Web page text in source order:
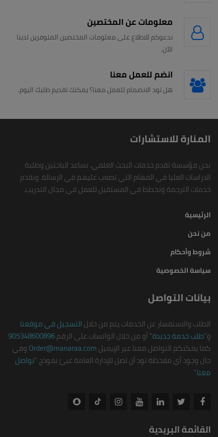
معلومات عن المختصين
ندعوكم للاطلاع على معلومات المختصين المتوفرين لدينا
الآن.
انضم للعمل معنا
هل تود الانضمام للعمل معنا؟ يمكنك تقديم طلبك اليوم.
المنارة للاستشارات
نحن مؤسسة تقدم خدمات البحث العلمي. نساعد الباحثين وطلبة
الدراسات العليا في المهام التي تصعب عليهم في الرسالة. ونقدم
خدمات الترجمة ونخطط في المستقبل للعمل في مجال التدريب.
الرئيسية
من نحن
شروط وأحكام
سياسة الخصوصية
بيانات التواصل
الطلب والاستفسار عن الخدمات يتم من خلالالتسجيل في موقعنا
و"طلب خدمة جديدة" أو من خلال الواتساب على الرقم905348600896
كما يمكنكم التواصل معنا عبر الإيميلOrder@manaraa.comوفي
حال وجود أي ملاحظة تود أن تصل للإدارة العامة عبئ نموذج "تواصل
معنا"
القائمة البريدية